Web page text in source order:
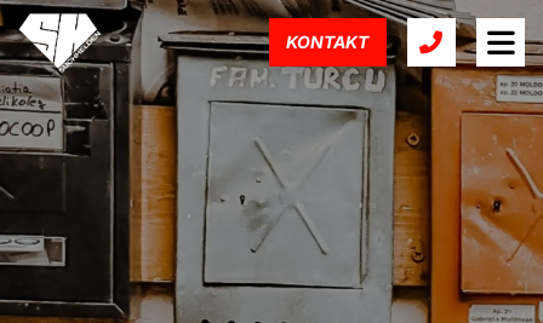
KONTAKT